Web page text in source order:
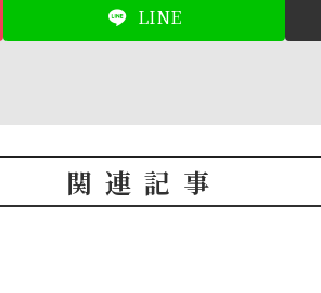
LINE
関連記事